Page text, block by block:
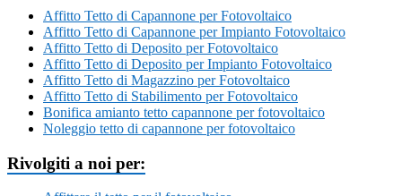
Affitto Tetto di Capannone per Fotovoltaico
Affitto Tetto di Capannone per Impianto Fotovoltaico
Affitto Tetto di Deposito per Fotovoltaico
Affitto Tetto di Deposito per Impianto Fotovoltaico
Affitto Tetto di Magazzino per Fotovoltaico
Affitto Tetto di Stabilimento per Fotovoltaico
Bonifica amianto tetto capannone per fotovoltaico
Noleggio tetto di capannone per fotovoltaico
Rivolgiti a noi per: